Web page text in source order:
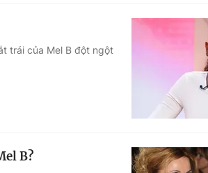
trái của Mel B đột ngột
B?